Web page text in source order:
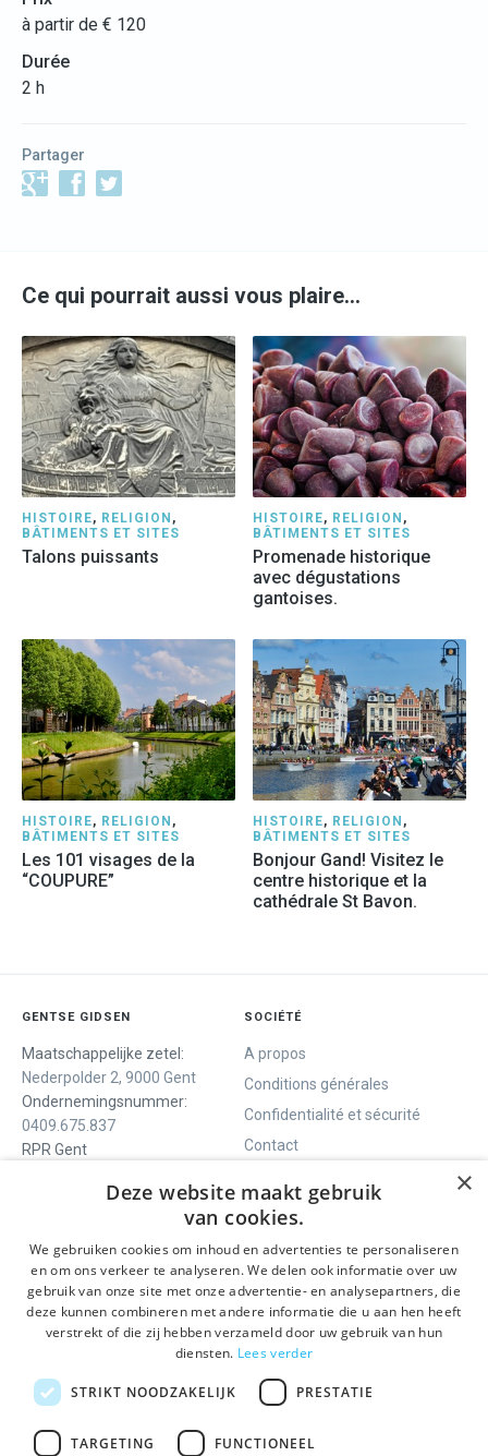
à partir de € 120
Durée
2 h
Partager
Ce qui pourrait aussi vous plaire…
HISTOIRE, RELIGION ,
BÂTIMENTS ET SITES
Talons puissants
HISTOIRE, RELIGION ,
BÂTIMENTS ET SITES
Promenade historique
avec dégustations
gantoises.
HISTOIRE, RELIGION ,
BÂTIMENTS ET SITES
Les 101 visages de la
“COUPURE”
HISTOIRE, RELIGION ,
BÂTIMENTS ET SITES
Bonjour Gand! Visitez le
centre historique et la
cathédrale St Bavon.
GENTSE GIDSEN
Maatschappelijke zetel:
Nederpolder 2, 9000 Gent
Ondernemingsnummer:
0409.675.837
RPR Gent
SOCIÉTÉ
A propos
Conditions générales
Confidentialité et sécurité
Contact
Visites guidées
Gand en un jour
Visite guidée du centre
Activités
SOCIALS
Facebook
Instagram
LinkedIn
RESTEZ INFORMÉ
×
Deze website maakt gebruik
van cookies.
We gebruiken cookies om inhoud en advertenties te personaliseren
en om ons verkeer te analyseren. We delen ook informatie over uw
gebruik van onze site met onze advertentie- en analysepartners, die
deze kunnen combineren met andere informatie die u aan hen heeft
verstrekt of die zij hebben verzameld door uw gebruik van hun
diensten. Lees verder
STRIKT NOODZAKELIJK PRESTATIE
TARGETING FUNCTIONEEL